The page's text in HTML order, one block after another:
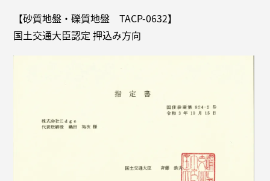
【砂質地盤・礫質地盤 TACP-0632】
国土交通大臣認定 押込み方向